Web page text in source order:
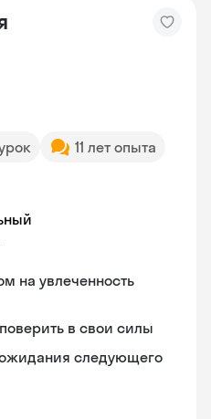
11 лет опыта
на увлеченность
в свои силы
следующего